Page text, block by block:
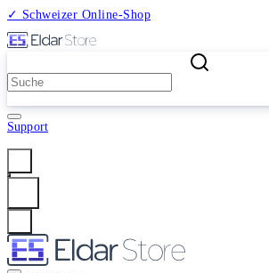
✓ Schweizer Online-Shop
Support